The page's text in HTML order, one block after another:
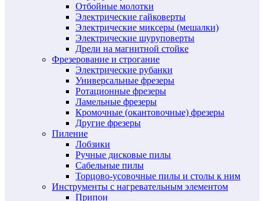
Отбойные молотки
Электрические гайковерты
Электрические миксеры (мешалки)
Электрические шуруповерты
Дрели на магнитной стойке
Фрезерование и строгание
Электрические рубанки
Универсальные фрезеры
Ротационные фрезеры
Ламельные фрезеры
Кромочные (окантовочные) фрезеры
Другие фрезеры
Пиление
Лобзики
Ручные дисковые пилы
Сабельные пилы
Торцово-усовочные пилы и столы к ним
Инструменты с нагревательным элементом
Припои